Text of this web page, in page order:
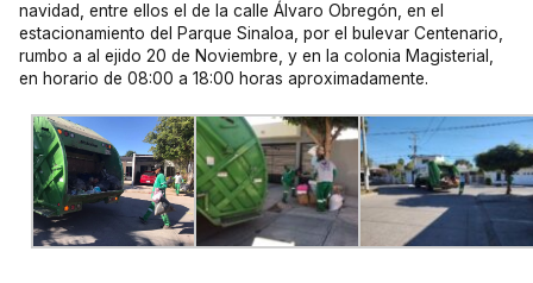
navidad, entre ellos el de la calle Álvaro Obregón, en el
estacionamiento del Parque Sinaloa, por el bulevar Centenario,
rumbo a al ejido 20 de Noviembre, y en la colonia Magisterial,
en horario de 08:00 a 18:00 horas aproximadamente.